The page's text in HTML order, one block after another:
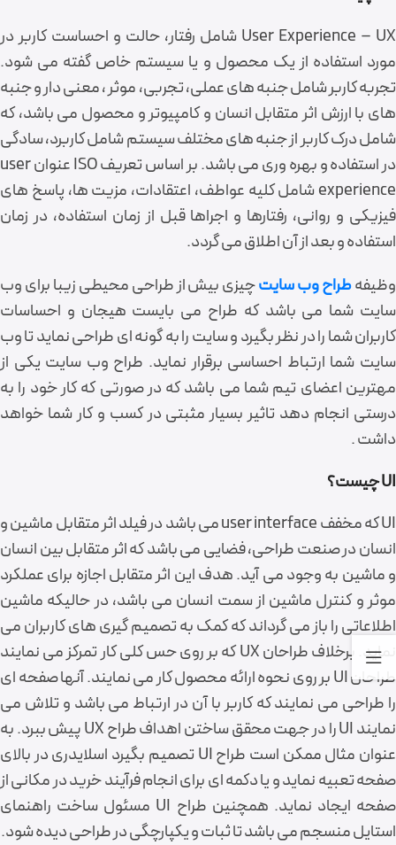
User Experience – UX شامل رفتار، حالت و احساست کاربر در
مورد استفاده از یک محصول و یا سیستم خاص گفته می شود.
تجربه کاربر شامل جنبه های عملی، تجربی، موثر ، معنی دار و جنبه
های با ارزش اثر متقابل انسان و کامپیوتر و محصول می باشد، که
شامل درک کاربر از جنبه های مختلف سیستم شامل کاربرد، سادگی
در استفاده و بهره وری می باشد. بر اساس تعریف ISO عنوان user
experience شامل کلیه عواطف، اعتقادات، مزیت ها، پاسخ های
فیزیکی و روانی، رفتارها و اجراها قبل از زمان استفاده، در زمان
استفاده و بعد از آن اطلاق می گردد.
وظیفهطراح وب سایتچیزی بیش از طراحی محیطی زیبا برای وب
سایت شما می باشد که طراح می بایست هیجان و احساسات
کاربران شما را در نظر بگیرد و سایت را به گونه ای طراحی نماید تا وب
سایت شما ارتباط احساسی برقرار نماید. طراح وب سایت یکی از
مهترین اعضای تیم شما می باشد که در صورتی که کار خود را به
درستی انجام دهد تاثیر بسیار مثبتی در کسب و کار شما خواهد
داشت .
UI چیست؟
UI که مخفف user interface می باشد در فیلد اثر متقابل ماشین و
انسان در صنعت طراحی، فضایی می باشد که اثر متقابل بین انسان
و ماشین به وجود می آید. هدف این اثر متقابل اجازه برای عملکرد
موثر و کنترل ماشین از سمت انسان می باشد، در حالیکه ماشین
اطلاعاتی را باز می گرداند که کمک به تصمیم گیری های کاربران می
نماید. برخلاف طراحان UX که بر روی حس کلی کار تمرکز می نمایند
طراحان UI بر روی نحوه ارائه محصول کار می نمایند. آنها صفحه ای
را طراحی می نمایند که کاربر با آن در ارتباط می باشد و تلاش می
نمایند UI را در جهت محقق ساختن اهداف طراح UX پیش ببرد. به
عنوان مثال ممکن است طراح UI تصمیم بگیرد اسلایدری در بالای
صفحه تعبیه نماید و یا دکمه ای برای انجام فرآیند خرید در مکانی از
صفحه ایجاد نماید. همچنین طراح UI مسئول ساخت راهنمای
استایل منسجم می باشد تا ثبات و یکپارچگی در طراحی دیده شود.